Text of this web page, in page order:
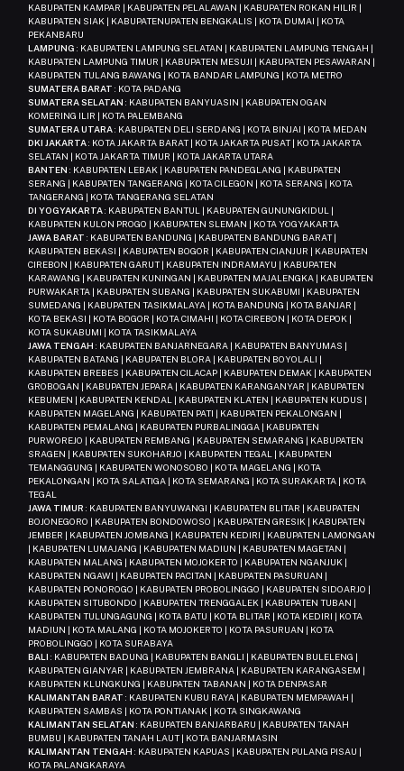
KABUPATEN KAMPAR | KABUPATEN PELALAWAN | KABUPATEN ROKAN HILIR |
KABUPATEN SIAK | KABUPATENUPATEN BENGKALIS | KOTA DUMAI | KOTA
PEKANBARU
LAMPUNG : KABUPATEN LAMPUNG SELATAN | KABUPATEN LAMPUNG TENGAH |
KABUPATEN LAMPUNG TIMUR | KABUPATEN MESUJI | KABUPATEN PESAWARAN |
KABUPATEN TULANG BAWANG | KOTA BANDAR LAMPUNG | KOTA METRO
SUMATERA BARAT : KOTA PADANG
SUMATERA SELATAN : KABUPATEN BANYUASIN | KABUPATEN OGAN
KOMERING ILIR | KOTA PALEMBANG
SUMATERA UTARA: KABUPATEN DELI SERDANG | KOTA BINJAI | KOTA MEDAN
DKI JAKARTA: KOTA JAKARTA BARAT | KOTA JAKARTA PUSAT | KOTA JAKARTA
SELATAN | KOTA JAKARTA TIMUR | KOTA JAKARTA UTARA
BANTEN : KABUPATEN LEBAK | KABUPATEN PANDEGLANG | KABUPATEN
SERANG | KABUPATEN TANGERANG | KOTA CILEGON | KOTA SERANG | KOTA
TANGERANG | KOTA TANGERANG SELATAN
DI YOGYAKARTA: KABUPATEN BANTUL | KABUPATEN GUNUNGKIDUL |
KABUPATEN KULON PROGO | KABUPATEN SLEMAN | KOTA YOGYAKARTA
JAWA BARAT : KABUPATEN BANDUNG | KABUPATEN BANDUNG BARAT |
KABUPATEN BEKASI | KABUPATEN BOGOR | KABUPATEN CIANJUR | KABUPATEN
CIREBON | KABUPATEN GARUT | KABUPATEN INDRAMAYU | KABUPATEN
KARAWANG | KABUPATEN KUNINGAN | KABUPATEN MAJALENGKA | KABUPATEN
PURWAKARTA | KABUPATEN SUBANG | KABUPATEN SUKABUMI | KABUPATEN
SUMEDANG | KABUPATEN TASIKMALAYA | KOTA BANDUNG | KOTA BANJAR |
KOTA BEKASI | KOTA BOGOR | KOTA CIMAHI | KOTA CIREBON | KOTA DEPOK |
KOTA SUKABUMI | KOTA TASIKMALAYA
JAWA TENGAH : KABUPATEN BANJARNEGARA | KABUPATEN BANYUMAS |
KABUPATEN BATANG | KABUPATEN BLORA | KABUPATEN BOYOLALI |
KABUPATEN BREBES | KABUPATEN CILACAP | KABUPATEN DEMAK | KABUPATEN
GROBOGAN | KABUPATEN JEPARA | KABUPATEN KARANGANYAR | KABUPATEN
KEBUMEN | KABUPATEN KENDAL | KABUPATEN KLATEN | KABUPATEN KUDUS |
KABUPATEN MAGELANG | KABUPATEN PATI | KABUPATEN PEKALONGAN |
KABUPATEN PEMALANG | KABUPATEN PURBALINGGA | KABUPATEN
PURWOREJO | KABUPATEN REMBANG | KABUPATEN SEMARANG | KABUPATEN
SRAGEN | KABUPATEN SUKOHARJO | KABUPATEN TEGAL | KABUPATEN
TEMANGGUNG | KABUPATEN WONOSOBO | KOTA MAGELANG | KOTA
PEKALONGAN | KOTA SALATIGA | KOTA SEMARANG | KOTA SURAKARTA | KOTA
TEGAL
JAWA TIMUR : KABUPATEN BANYUWANGI | KABUPATEN BLITAR | KABUPATEN
BOJONEGORO | KABUPATEN BONDOWOSO | KABUPATEN GRESIK | KABUPATEN
JEMBER | KABUPATEN JOMBANG | KABUPATEN KEDIRI | KABUPATEN LAMONGAN
| KABUPATEN LUMAJANG | KABUPATEN MADIUN | KABUPATEN MAGETAN |
KABUPATEN MALANG | KABUPATEN MOJOKERTO | KABUPATEN NGANJUK |
KABUPATEN NGAWI | KABUPATEN PACITAN | KABUPATEN PASURUAN |
KABUPATEN PONOROGO | KABUPATEN PROBOLINGGO | KABUPATEN SIDOARJO |
KABUPATEN SITUBONDO | KABUPATEN TRENGGALEK | KABUPATEN TUBAN |
KABUPATEN TULUNGAGUNG | KOTA BATU | KOTA BLITAR | KOTA KEDIRI | KOTA
MADIUN | KOTA MALANG | KOTA MOJOKERTO | KOTA PASURUAN | KOTA
PROBOLINGGO | KOTA SURABAYA
BALI : KABUPATEN BADUNG | KABUPATEN BANGLI | KABUPATEN BULELENG |
KABUPATEN GIANYAR | KABUPATEN JEMBRANA | KABUPATEN KARANGASEM |
KABUPATEN KLUNGKUNG | KABUPATEN TABANAN | KOTA DENPASAR
KALIMANTAN BARAT : KABUPATEN KUBU RAYA | KABUPATEN MEMPAWAH |
KABUPATEN SAMBAS | KOTA PONTIANAK | KOTA SINGKAWANG
KALIMANTAN SELATAN : KABUPATEN BANJARBARU | KABUPATEN TANAH
BUMBU | KABUPATEN TANAH LAUT | KOTA BANJARMASIN
KALIMANTAN TENGAH : KABUPATEN KAPUAS | KABUPATEN PULANG PISAU |
KOTA PALANGKARAYA